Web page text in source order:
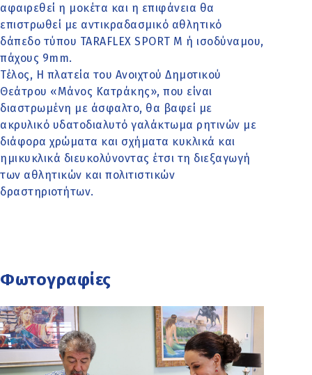
αφαιρεθεί η μοκέτα και η επιφάνεια θα
επιστρωθεί με αντικραδασμικό αθλητικό
δάπεδο τύπου TARAFLEX SPORT M ή ισοδύναμου,
πάχους 9mm.
Τέλος, Η πλατεία του Ανοιχτού Δημοτικού
Θεάτρου «Μάνος Κατράκης», που είναι
διαστρωμένη με άσφαλτο, θα βαφεί με
ακρυλικό υδατοδιαλυτό γαλάκτωμα ρητινών με
διάφορα χρώματα και σχήματα κυκλικά και
ημικυκλικά διευκολύνοντας έτσι τη διεξαγωγή
των αθλητικών και πολιτιστικών
δραστηριοτήτων.
Φωτογραφίες